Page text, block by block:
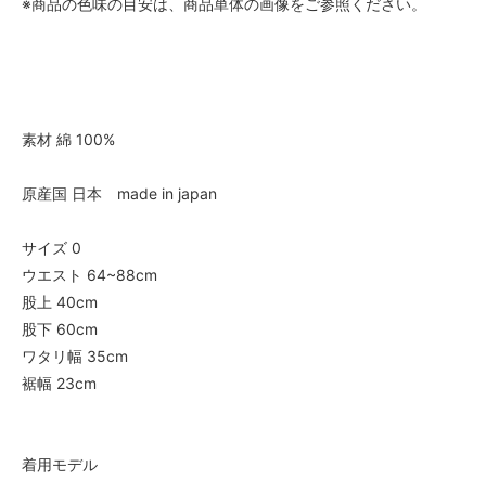
素材 綿 100%
原産国 日本 made in japan
サイズ 0
ウエスト 64~88cm
股上 40cm
股下 60cm
ワタリ幅 35cm
裾幅 23cm
着用モデル